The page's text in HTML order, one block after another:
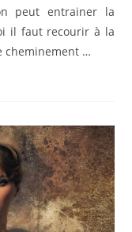
peut entrainer la
il faut recourir à la
cheminement …